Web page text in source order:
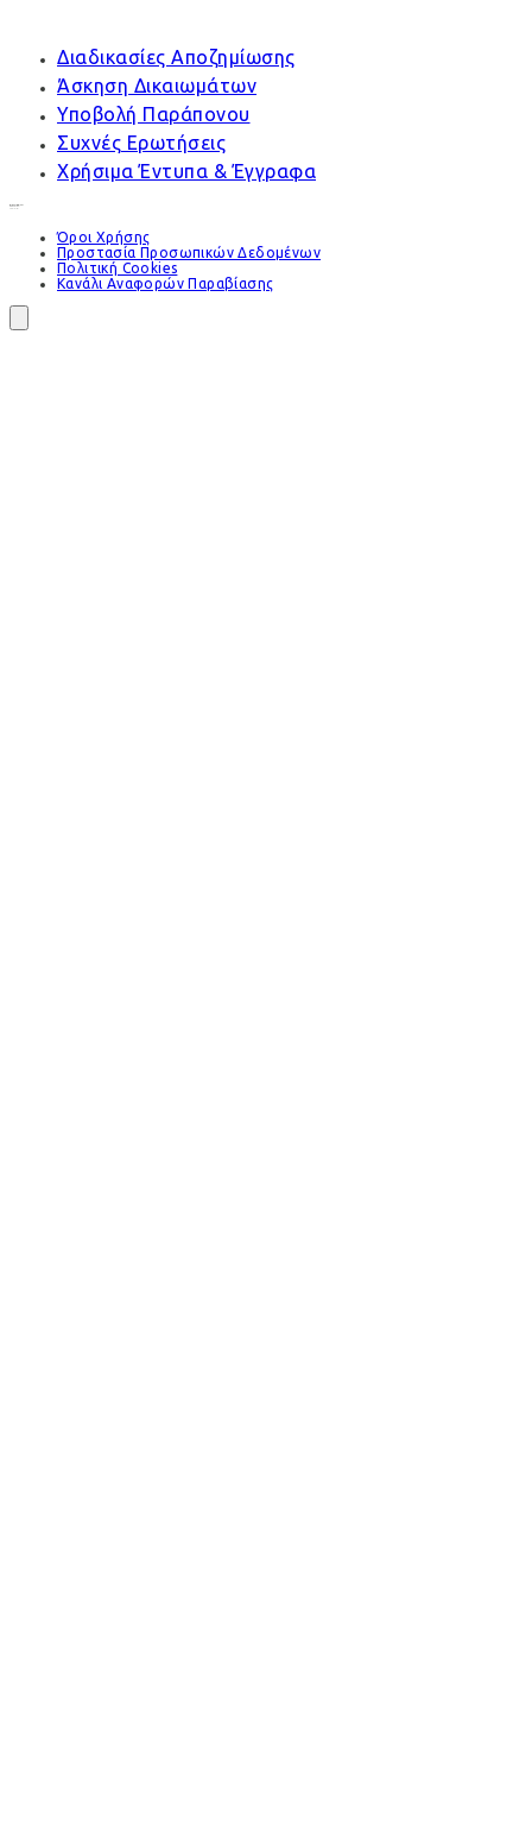
Διαδικασίες Αποζημίωσης
Άσκηση Δικαιωμάτων
Υποβολή Παράπονου
Συχνές Ερωτήσεις
Χρήσιμα Έντυπα & Έγγραφα
Όροι Χρήσης
Προστασία Προσωπικών Δεδομένων
Πολιτική Cookies
Κανάλι Αναφορών Παραβίασης